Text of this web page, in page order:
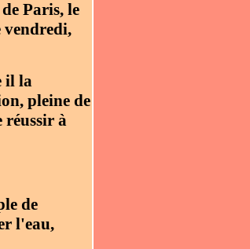
Paris, le
vendredi,
il la
pleine de
réussir à
de
l'eau,